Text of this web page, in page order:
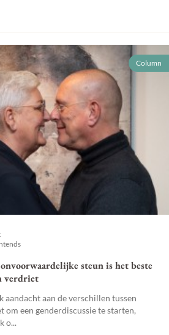
Column
steun is het beste
verdriet
aandacht aan de verschillen tussen
om een genderdiscussie te starten,
o...